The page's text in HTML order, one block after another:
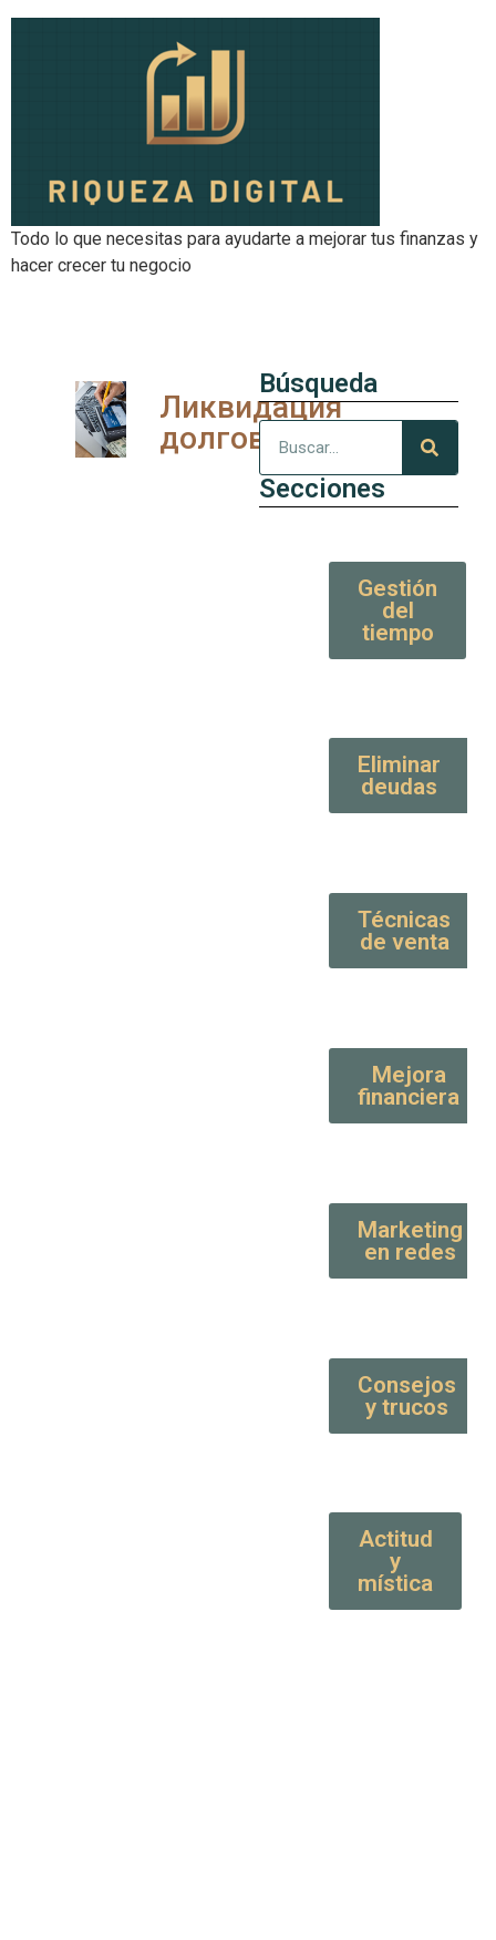
Todo lo que necesitas para ayudarte a mejorar tus finanzas y
hacer crecer tu negocio
Ликвидация
долгов
Búsqueda
Secciones
Gestión
del
tiempo
Eliminar
deudas
Técnicas
de venta
Mejora
financiera
Marketing
en redes
Consejos
y trucos
Actitud
y
mística